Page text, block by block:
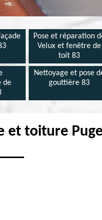
Pose et réparation
Velux et fenêtre de
toit 83
de
Nettoyage et pose
gouttière 83
et toiture